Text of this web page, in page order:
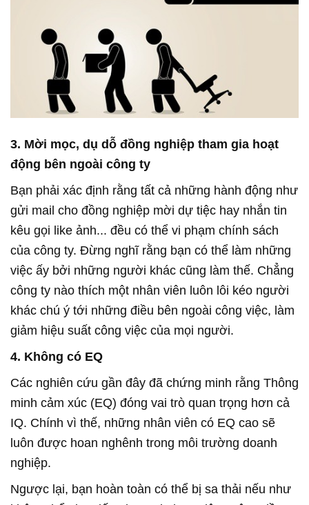
3. Mời mọc, dụ dỗ đồng nghiệp tham gia hoạt
động bên ngoài công ty
Bạn phải xác định rằng tất cả những hành động như
gửi mail cho đồng nghiệp mời dự tiệc hay nhắn tin
kêu gọi like ảnh... đều có thể vi phạm chính sách
của công ty. Đừng nghĩ rằng bạn có thể làm những
việc ấy bởi những người khác cũng làm thế. Chẳng
công ty nào thích một nhân viên luôn lôi kéo người
khác chú ý tới những điều bên ngoài công việc, làm
giảm hiệu suất công việc của mọi người.
4. Không có EQ
Các nghiên cứu gần đây đã chứng minh rằng Thông
minh cảm xúc (EQ) đóng vai trò quan trọng hơn cả
IQ. Chính vì thế, những nhân viên có EQ cao sẽ
luôn được hoan nghênh trong môi trường doanh
nghiệp.
Ngược lại, bạn hoàn toàn có thể bị sa thải nếu như